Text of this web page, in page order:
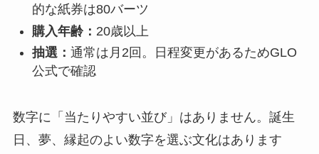
的な紙券は80バーツ
購入年齢： 20歳以上
抽選： 通常は月2回。日程変更があるためGLO
公式で確認
数字に「当たりやすい並び」はありません。誕生
日、夢、縁起のよい数字を選ぶ文化はあります